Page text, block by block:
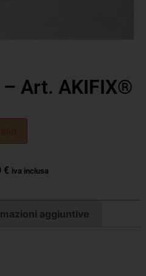
– Art. AKIFIX®
€ iva inclusa
aggiuntive